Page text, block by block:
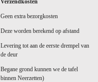
Geen extra bezorgkosten
Deze worden berekend op afstand
Levering tot aan de eerste drempel van
de deur
Begane grond kunnen we de tafel
binnen Neerzetten)